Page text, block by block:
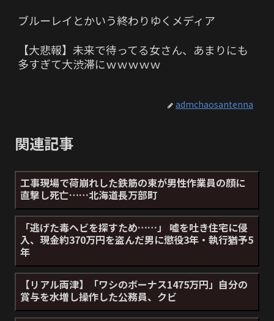
ブルーレイとかいう終わりゆくメディア
【大悲報】未来で待ってる女さん、あまりにも
多すぎて大渋滞にｗｗｗｗｗ
admchaosantenna
関連記事
工事現場で荷崩れした鉄筋の束が男性作業員の顔に
直撃し死亡……北海道長万部町
「逃げた毒ヘビを探すため……」 嘘を吐き住宅に侵
入、現金約370万円を盗んだ男に懲役3年・執行猶予5
年
【リアル両津】「ワシのボーナス1475万円」自分の
賞与を水増し操作した公務員、クビ